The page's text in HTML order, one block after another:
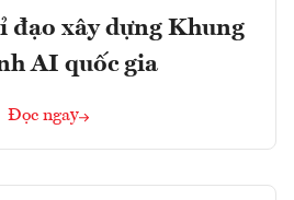
đạo xây dựng Khung
AI quốc gia
Đọc ngay